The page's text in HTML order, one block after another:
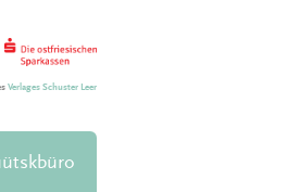
Verlages Schuster Leer